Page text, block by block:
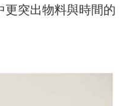
突出物料與時間的